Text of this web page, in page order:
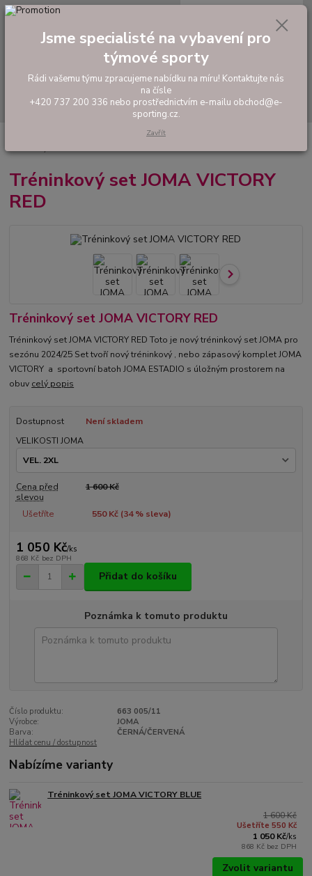
Hledat
tel: +420 737 200 336
0,00 Kč
Tréninkové oblečení
Tréninkový set JOMA VICTORY RED
Tréninkový set JOMA VICTORY
RED
Tréninkový set JOMA VICTORY RED
Tréninkový set JOMA VICTORY RED Toto je nový tréninkový set JOMA pro
sezónu 2024/25 Set tvoří nový tréninkový , nebo zápasový komplet JOMA
VICTORY a sportovní batoh JOMA ESTADIO s úložným prostorem na
obuv celý popis
Dostupnost
Není skladem
VELIKOSTI JOMA
Cena před
slevou
1 600 Kč
Ušetříte 550 Kč (34% sleva)
1 050 Kč/ks
868 Kč bez DPH
Přidat do košíku
Poznámka k tomuto produktu
Číslo produktu:
663 005/11
Výrobce:
JOMA
Barva:
ČERNÁ/ČERVENÁ
Hlídat cenu / dostupnost
Nabízíme varianty
Tréninkový set JOMA VICTORY BLUE
1 600 Kč
Ušetříte 550 Kč
1 050 Kč/ks
868 Kč bez DPH
Zvolit variantu
Jsme specialisté na vybavení pro
týmové sporty
Rádi vašemu týmu zpracujeme nabídku na míru! Kontaktujte nás
na čísle
+420 737 200 336 nebo prostřednictvím e-mailu obchod@e-
sporting.cz.
Zavřít